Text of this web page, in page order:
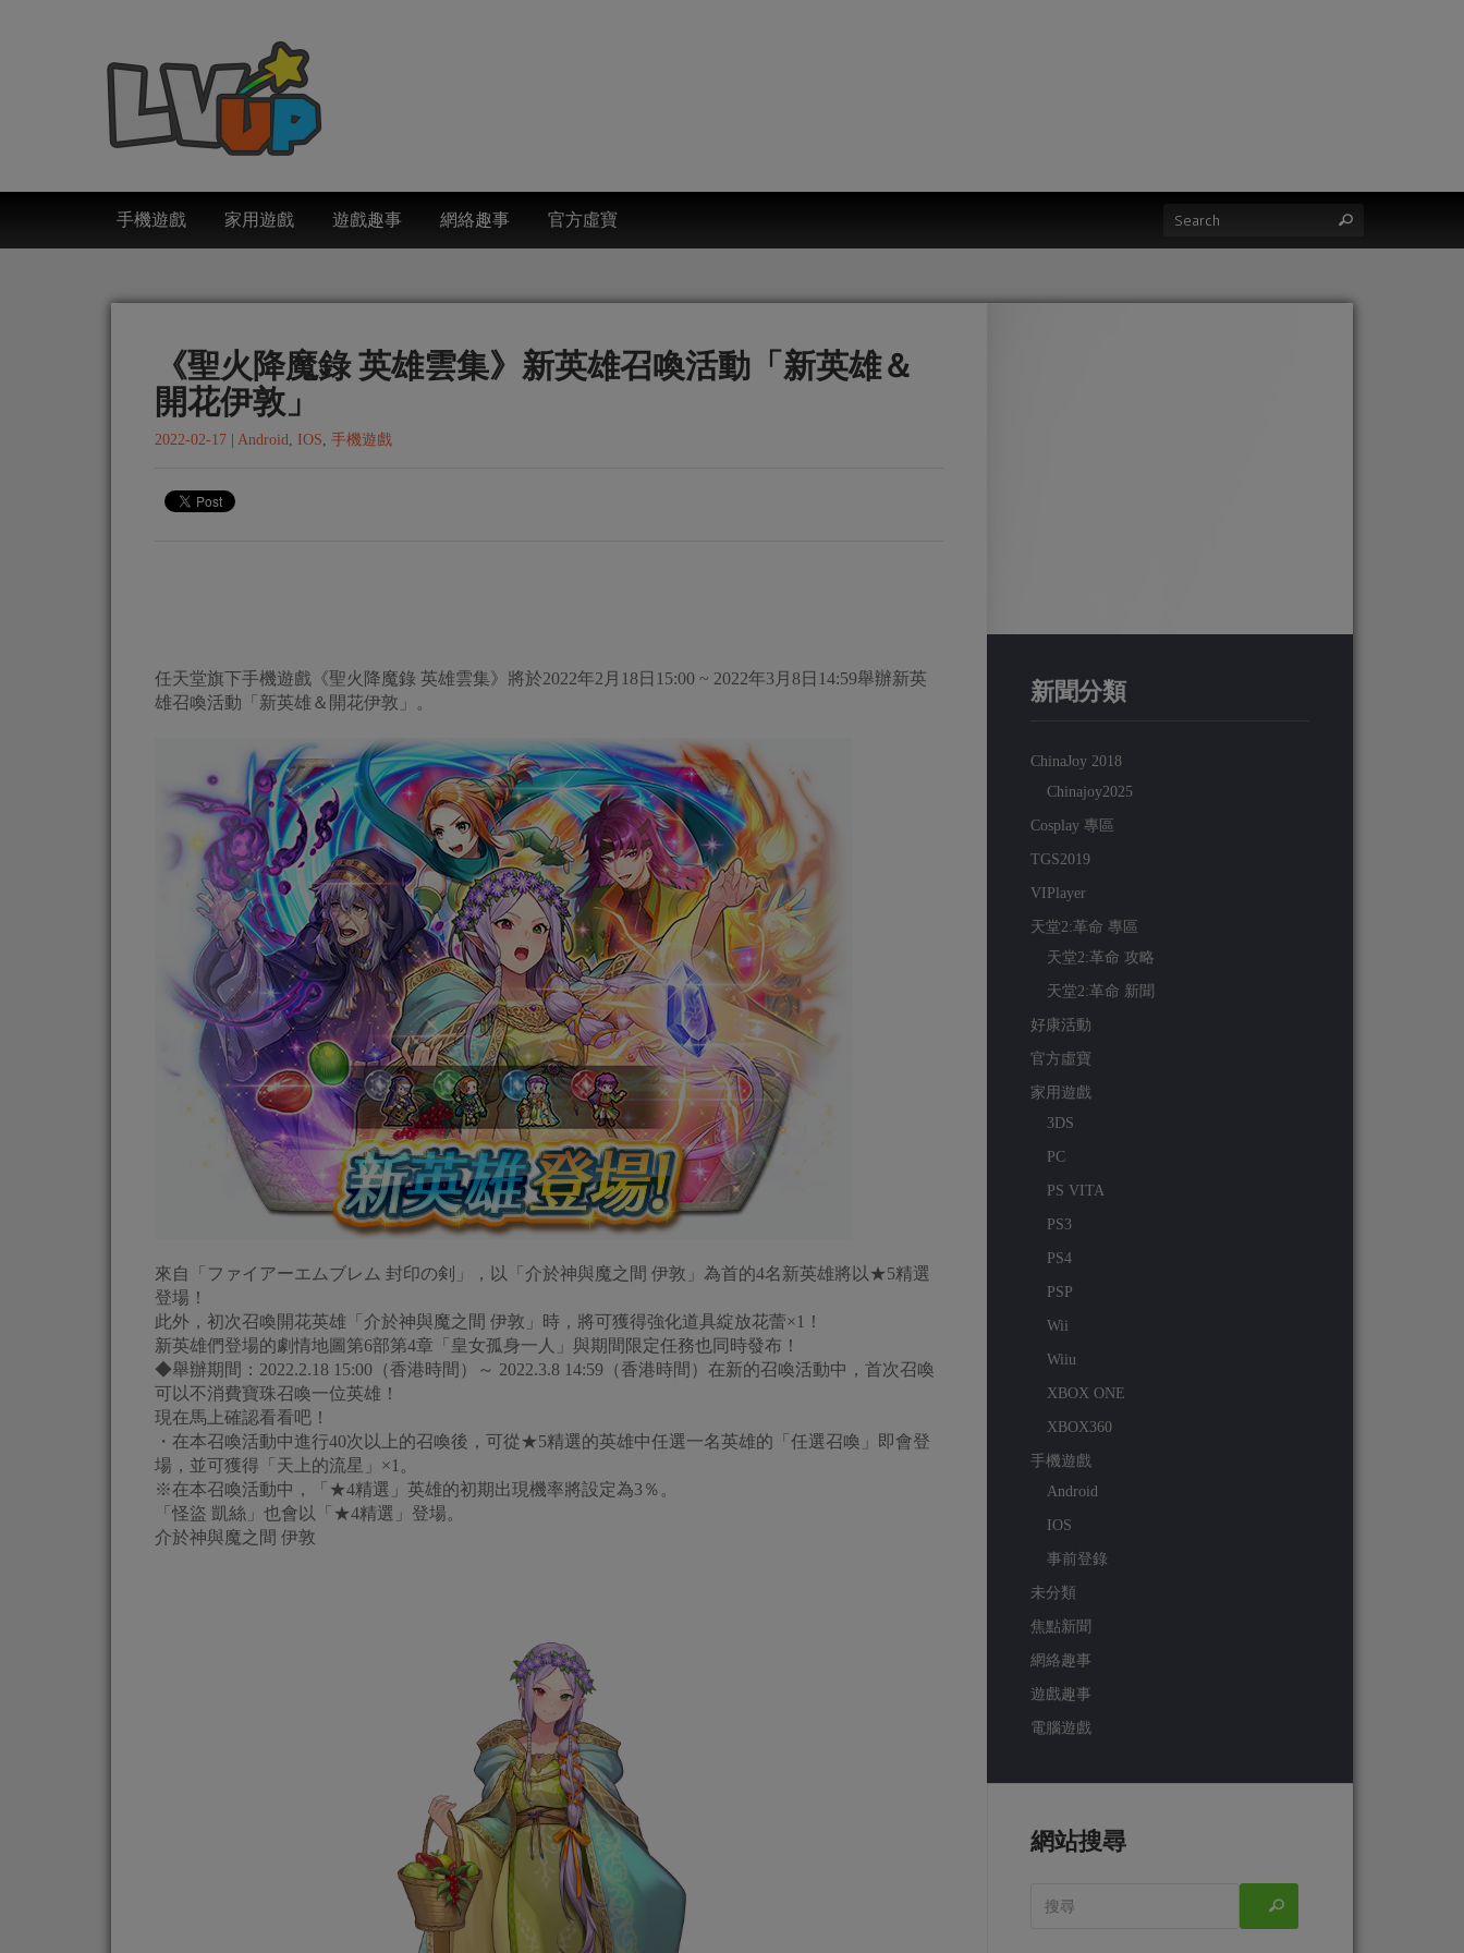
手機遊戲 家用遊戲 遊戲趣事 網絡趣事 官方虛寶
《聖火降魔錄 英雄雲集》新英雄召喚活動「新英雄＆
開花伊敦」
2022-02-17 Android, IOS, 手機遊戲
任天堂旗下手機遊戲《聖火降魔錄 英雄雲集》將於2022年2月18日15:00 ~ 2022年3月8日14:59舉辦新英
雄召喚活動「新英雄＆開花伊敦」。
來自「ファイアーエムブレム 封印の剣」，以「介於神與魔之間 伊敦」為首的4名新英雄將以★5精選
登場！
此外，初次召喚開花英雄「介於神與魔之間 伊敦」時，將可獲得強化道具綻放花蕾×1！
新英雄們登場的劇情地圖第6部第4章「皇女孤身一人」與期間限定任務也同時發布！
◆舉辦期間：2022.2.18 15:00（香港時間）～ 2022.3.8 14:59（香港時間）在新的召喚活動中，首次召喚
可以不消費寶珠召喚一位英雄！
現在馬上確認看看吧！
・在本召喚活動中進行40次以上的召喚後，可從★5精選的英雄中任選一名英雄的「任選召喚」即會登
場，並可獲得「天上的流星」×1。
※在本召喚活動中，「★4精選」英雄的初期出現機率將設定為3％。
「怪盜 凱絲」也會以「★4精選」登場。
介於神與魔之間 伊敦
新聞分類
ChinaJoy 2018
Chinajoy2025
Cosplay 專區
TGS2019
VIPlayer
天堂2:革命 專區
天堂2:革命 攻略
天堂2:革命 新聞
好康活動
官方虛寶
家用遊戲
3DS
PC
PS VITA
PS3
PS4
PSP
Wii
Wiiu
XBOX ONE
XBOX360
手機遊戲
Android
IOS
事前登錄
未分類
焦點新聞
網絡趣事
遊戲趣事
電腦遊戲
網站搜尋